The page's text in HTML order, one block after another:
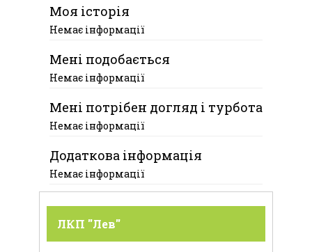
Моя історія
Немає інформації
Мені подобається
Немає інформації
Мені потрібен догляд і турбота
Немає інформації
Додаткова інформація
Немає інформації
ЛКП "Лев"